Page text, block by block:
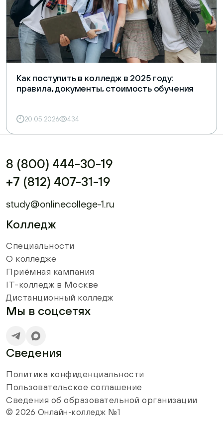
Как поступить в колледж в 2025 году:
правила, документы, стоимость обучения
20.05.2026 434
8 (800) 444-30-19
+7 (812) 407-31-19
study@onlinecollege-1.ru
Колледж
Специальности
О колледже
Приёмная кампания
IT-колледж в Москве
Дистанционный колледж
Мы в соцсетях
Сведения
Политика конфиденциальности
Пользовательское соглашение
Сведения об образовательной организации
© 2026 Онлайн-колледж №1